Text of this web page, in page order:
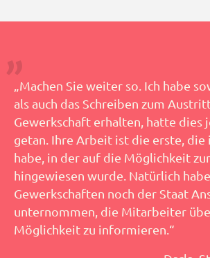
„Machen Sie weiter so. Ich habe
als auch das Schreiben zum
Gewerkschaft erhalten, hatte dies
getan. Ihre Arbeit ist die erste, die
habe, in der auf die Möglichkeit
hingewiesen wurde. Natürlich
Gewerkschaften noch der Staat
unternommen, die Mitarbeiter
Möglichkeit zu informieren.“